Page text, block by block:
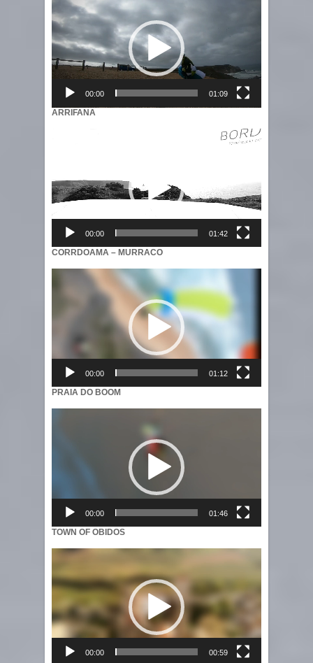
Player
00:00 01:09
ARRIFANA
00:00 01:42
CORRDOAMA – MURRACO
00:00 01:12
PRAIA DO BOOM
00:00 01:46
TOWN OF OBIDOS
Video
00:00 00:59